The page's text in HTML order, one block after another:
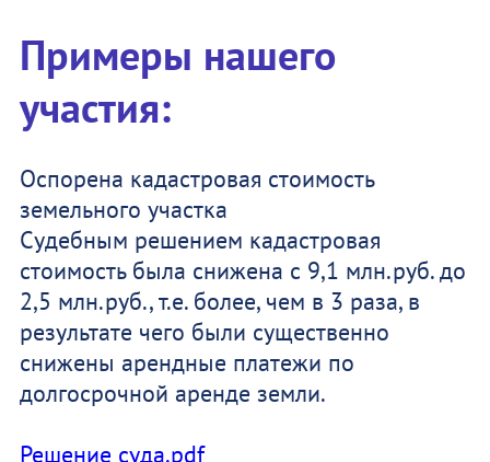
Примеры нашего
участия:
Оспорена кадастровая стоимость
земельного участка
Судебным решением кадастровая
стоимость была снижена с 9,1 млн.руб. до
2,5 млн.руб., т.е. более, чем в 3 раза, в
результате чего были существенно
снижены арендные платежи по
долгосрочной аренде земли.
Решение суда.pdf